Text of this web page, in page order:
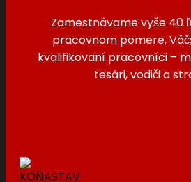
Zamestnávame vyše 40
pracovnom pomere,
kvalifikovaní pracovníci –
tesári, vodiči a